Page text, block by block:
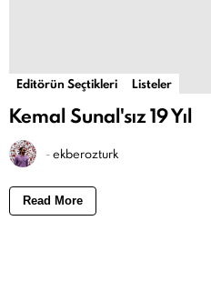
Editörün Seçtikleri Listeler
Kemal Sunal'sız 19 Yıl
-ekberozturk
Read More